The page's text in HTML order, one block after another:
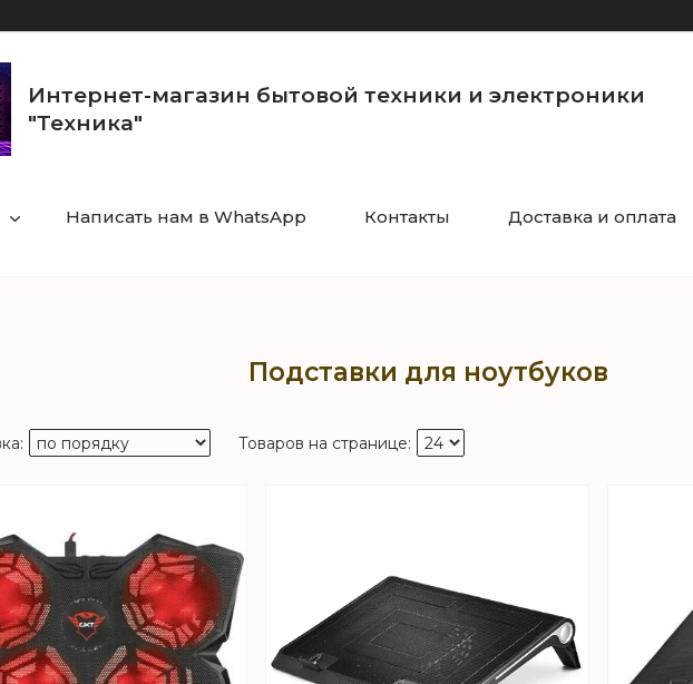
Интернет-магазин бытовой техники и электроники
"Техника"
Написать нам в WhatsApp Контакты Доставка и оплата
Подставки для ноутбуков